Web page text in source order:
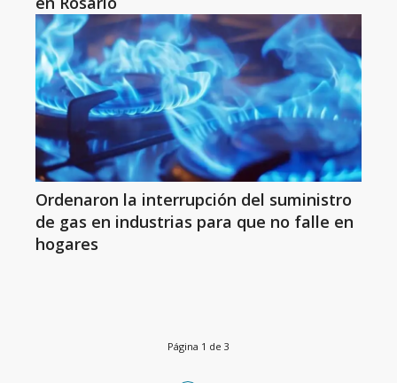
Ordenaron la interrupción del suministro
de gas en industrias para que no falle en
hogares
Página 1 de 3